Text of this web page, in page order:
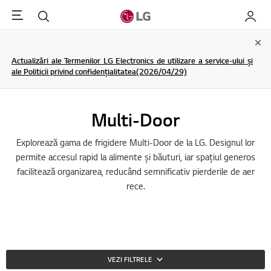
Menu Cautare My LG
Actualizări ale Termenilor LG Electronics de utilizare a service-ului și
ale Politicii privind confidențialitatea(2026/04/29)
Multi-Door
Explorează gama de frigidere Multi-Door de la LG. Designul lor
permite accesul rapid la alimente și băuturi, iar spațiul generos
facilitează organizarea, reducând semnificativ pierderile de aer
rece.
VEZI FILTRELE